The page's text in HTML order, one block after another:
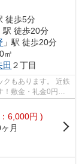
徒歩5分
駅 徒歩20分
」駅 徒歩20分
㎡
田 ２丁目
あります。 近鉄
敷金・礼金0円で
6,000円 )
月